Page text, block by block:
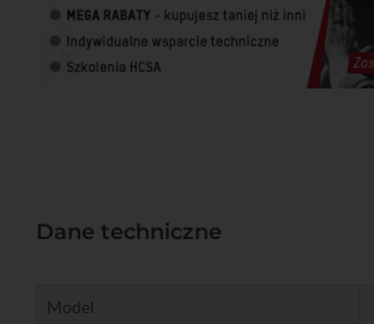
Dane techniczne
Model